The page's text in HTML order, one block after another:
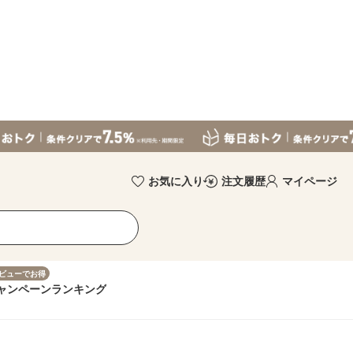
お気に入り 注文履歴 マイページ
ューでお得
ンペーンランキング